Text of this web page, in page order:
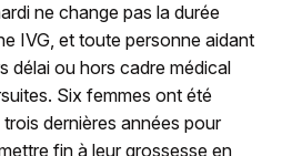
ne change pas la durée
IVG, et toute personne aidant
délai ou hors cadre médical
Six femmes ont été
dernières années pour
fin à leur grossesse en